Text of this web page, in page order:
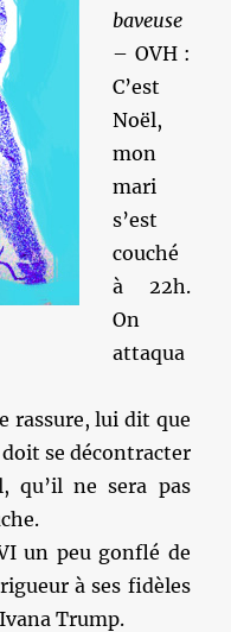
baveuse
– OVH :
C’est
Noël,
mon
mari
s’est
couché
à 22h.
On
attaqua
rassure, lui dit que
se décontracter
qu’il ne sera pas
un peu gonflé de
à ses fidèles
Trump.